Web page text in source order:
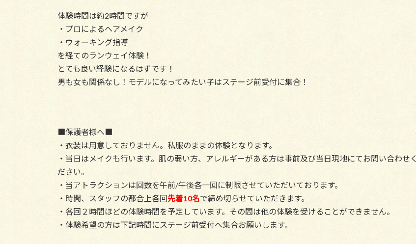
体験時間は約2時間ですが
・プロによるヘアメイク
・ウォーキング指導
を経てのランウェイ体験！
とても良い経験になるはずです！
男も女も関係なし！モデルになってみたい子はステージ前受付に集合！
■保護者様へ■
・衣装は用意しておりません。私服のままの体験となります。
・当日はメイクも行います。肌の弱い方、アレルギーがある方は事前及び当日現地にてお問い合わせく
ださい。
・当アトラクションは回数を午前/午後各一回に制限させていただいております。
・時間、スタッフの都合上各回先着10名で締め切らせていただきます。
・各回２時間ほどの体験時間を予定しています。その間は他の体験を受けることができません。
・体験希望の方は下記時間にステージ前受付へ集合お願いします。